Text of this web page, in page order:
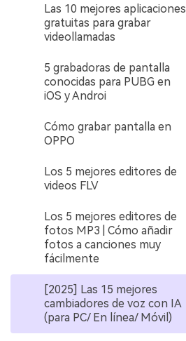
Las 10 mejores aplicaciones
gratuitas para grabar
videollamadas
5 grabadoras de pantalla
conocidas para PUBG en
iOS y Androi
Cómo grabar pantalla en
OPPO
Los 5 mejores editores de
videos FLV
Los 5 mejores editores de
fotos MP3 | Cómo añadir
fotos a canciones muy
fácilmente
[2025] Las 15 mejores
cambiadores de voz con IA
(para PC/ En línea/ Móvil)